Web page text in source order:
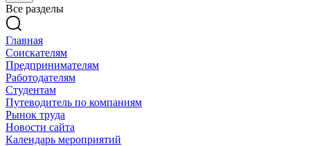
Все разделы
Главная
Соискателям
Предпринимателям
Работодателям
Студентам
Путеводитель по компаниям
Рынок труда
Новости сайта
Календарь мероприятий